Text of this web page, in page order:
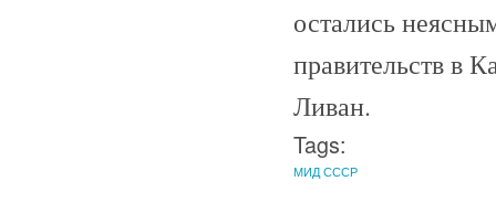
остались
правительств в
Ливан.
Tags:
МИД СССР